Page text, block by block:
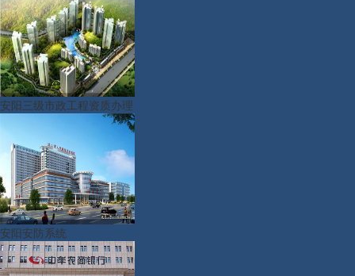
安阳三级市政工程资质办理
安阳安防系统